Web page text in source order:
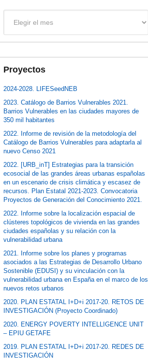
Proyectos
2024-2028. LIFESeedNEB
2023. Catálogo de Barrios Vulnerables 2021.
Barrios Vulnerables en las ciudades mayores de
350 mil habitantes
2022. Informe de revisión de la metodología del
Catálogo de Barrios Vulnerables para adaptarla al
nuevo Censo 2021
2022. [URB_inT] Estrategias para la transición
ecosocial de las grandes áreas urbanas españolas
en un escenario de crisis climática y escasez de
recursos. Plan Estatal 2021-2023. Convocatoria
Proyectos de Generación del Conocimiento 2021.
2022. Informe sobre la localización espacial de
clústeres topológicos de vivienda en las grandes
ciudades españolas y su relación con la
vulnerabilidad urbana
2021. Informe sobre los planes y programas
asociados a las Estrategias de Desarrollo Urbano
Sostenible (EDUSI) y su vinculación con la
vulnerabilidad urbana en España en el marco de los
nuevos retos urbanos
2020. PLAN ESTATAL I+D+i 2017-20. RETOS DE
INVESTIGACIÓN (Proyecto Coordinado)
2020. ENERGY POVERTY INTELLIGENCE UNIT
– EPIU GETAFE
2019. PLAN ESTATAL I+D+i 2017-20. REDES DE
INVESTIGACIÓN